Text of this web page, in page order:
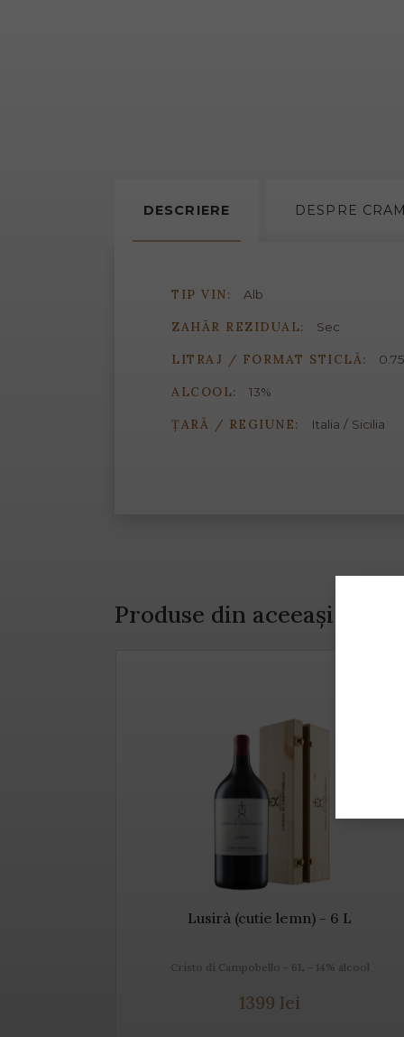
DESCRIERE DESPRE
TIP VIN: Alb
ZAHĂR REZIDUAL: Sec
LITRAJ / FORMAT STICLĂ:
ALCOOL: 13%
ȚARĂ / REGIUNE: Italia / Sicilia
Produse din aceeași gamă
Lusirà (cutie lemn) - 6 L
Cristo di Campobello - 6L - 14% alcool
1399 lei